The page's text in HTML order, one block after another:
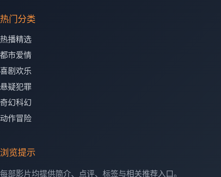
热门分类
热播精选
都市爱情
喜剧欢乐
悬疑犯罪
奇幻科幻
动作冒险
浏览提示
每部影片均提供简介、点评、标签与相关推荐入口。